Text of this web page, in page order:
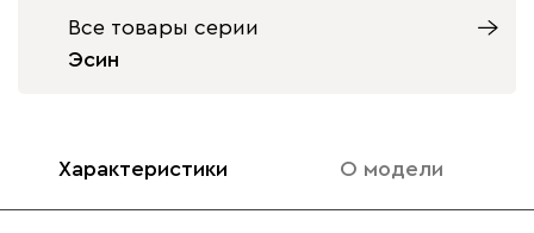
Все товары серии
Эсин
Характеристики О модели